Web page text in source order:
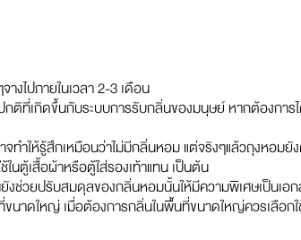
งไปภายในเวลา 2-3 เดือน
กติที่เกิดขึ้นกับระบบการรับกลิ่นของมนุษย์ หากต้องกา
ทำให้รู้สึกเหมือนว่าไม่มีกลิ่นหอม แต่จริงๆแล้วถุงหอม
นตู้เสื้อผ้าหรือตู้ใส่รองเท้าแทน เป็นต้น
งช่วยปรับสมดุลของกลิ่นหอมนั้นให้มีความพิเศษเป็นเ
าดใหญ่ เมื่อต้องการกลิ่นในพื้นที่ขนาดใหญ่ควรเลือก